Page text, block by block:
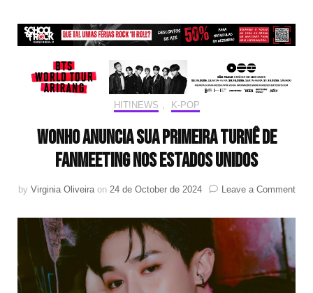
HIT!NEWS K-POP
WONHO anuncia sua primeira turnê de
fanmeeting nos Estados Unidos
by Virginia Oliveira on 24 de October de 2024 Leave a Commenton
de